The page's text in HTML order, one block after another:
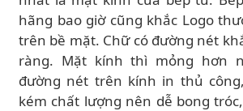
hãng bao giờ cũng khắc Logo
trên bề mặt. Chữ có đường nét
ràng. Mặt kính thì mỏng hơn
đường nét trên kính in thủ
kém chất lượng nên dễ bong